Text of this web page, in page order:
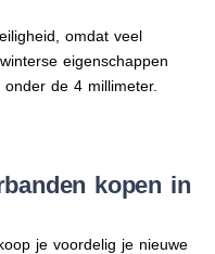
omdat veel
eigenschappen
de 4 millimeter.
kopen in
je voordelig je nieuwe